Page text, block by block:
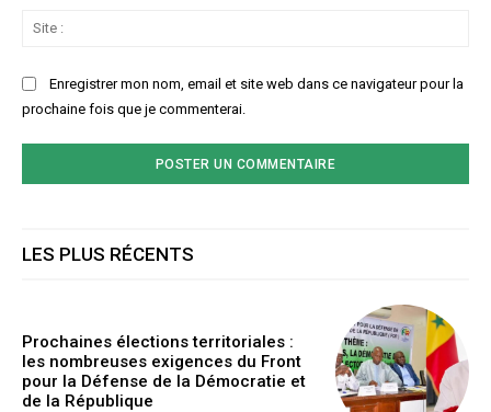
Enregistrer mon nom, email et site web dans ce navigateur pour la
prochaine fois que je commenterai.
LES PLUS RÉCENTS
Prochaines élections territoriales :
les nombreuses exigences du Front
pour la Défense de la Démocratie et
de la République